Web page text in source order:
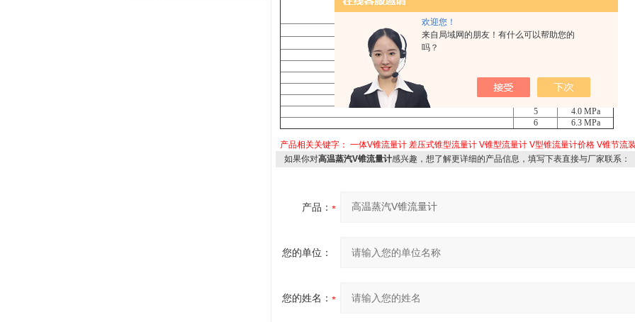
欢迎您！
来自局域网的朋友！有什么可以帮助您的
吗？
W
法兰连接
2
1.0 MPa
1.6 MPa
4
2.5 MPa
5
4.0 MPa
6
6.3 MPa
产品相关关键字： 一体V锥流量计 差压式锥型流量计 V锥型流量计 V型锥流量计价格 V锥节流
如果你对高温蒸汽V锥流量计感兴趣，想了解更详细的产品信息，填写下表直接与厂家联系：
产品：
您的单位：
您的姓名：